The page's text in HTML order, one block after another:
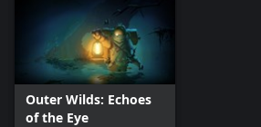
Outer Wilds: Echoes
of the Eye